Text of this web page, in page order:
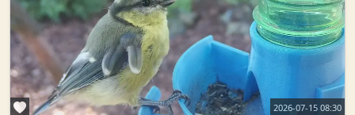
2026-07-15 08:30